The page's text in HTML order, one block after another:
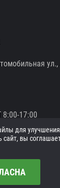
ул.,
17:00
для
вы